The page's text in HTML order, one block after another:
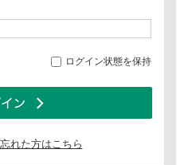
ログイン状態を保持
れた方はこちら